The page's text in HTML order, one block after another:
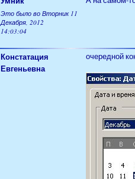
Это было во Вторник 11
Декабря, 2012
14:03:04
Констатация
Евгеньевна
очередной